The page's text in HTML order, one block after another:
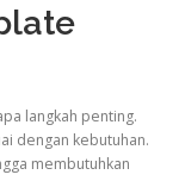
langkah penting.
dengan kebutuhan.
membutuhkan